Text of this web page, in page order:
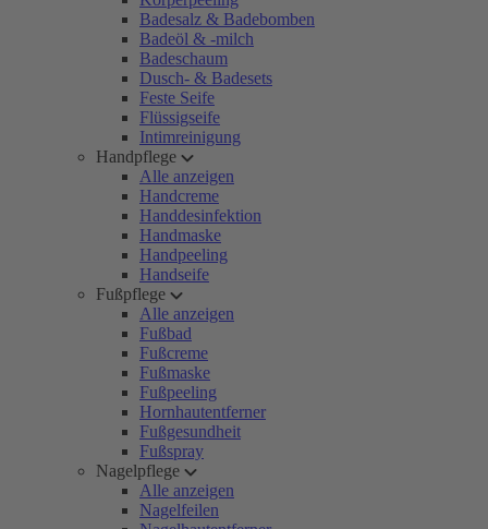
Badesalz & Badebomben
Badeöl & -milch
Badeschaum
Dusch- & Badesets
Feste Seife
Flüssigseife
Intimreinigung
Handpflege
Alle anzeigen
Handcreme
Handdesinfektion
Handmaske
Handpeeling
Handseife
Fußpflege
Alle anzeigen
Fußbad
Fußcreme
Fußmaske
Fußpeeling
Hornhautentferner
Fußgesundheit
Fußspray
Nagelpflege
Alle anzeigen
Nagelfeilen